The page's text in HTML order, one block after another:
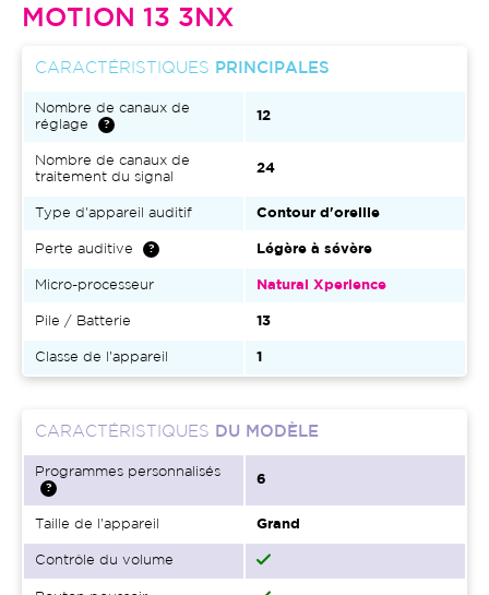
MOTION 13 3NX
CARACTÉRISTIQUES PRINCIPALES
Nombre de canaux de
réglage
12
Nombre de canaux de
traitement du signal
24
Type d'appareil auditif Contour d'oreille
Perte auditive Légère à sévère
Micro-processeur Natural Xperience
Pile / Batterie 13
Classe de l'appareil 1
CARACTÉRISTIQUES DU MODÈLE
Programmes personnalisés
6
Taille de l'appareil Grand
Contrôle du volume